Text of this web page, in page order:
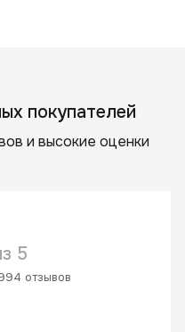
покупателей
и высокие оценки
5
отзывов